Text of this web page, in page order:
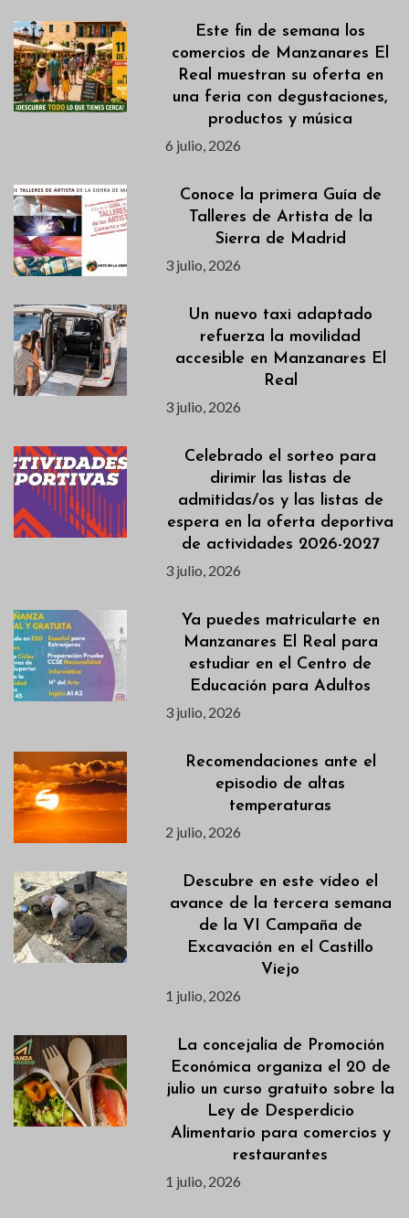
Este fin de semana los
comercios de Manzanares El
Real muestran su oferta en
una feria con degustaciones,
productos y música
6 julio, 2026
Conoce la primera Guía de
Talleres de Artista de la
Sierra de Madrid
3 julio, 2026
Un nuevo taxi adaptado
refuerza la movilidad
accesible en Manzanares El
Real
3 julio, 2026
Celebrado el sorteo para
dirimir las listas de
admitidas/os y las listas de
espera en la oferta deportiva
de actividades 2026-2027
3 julio, 2026
Ya puedes matricularte en
Manzanares El Real para
estudiar en el Centro de
Educación para Adultos
3 julio, 2026
Recomendaciones ante el
episodio de altas
temperaturas
2 julio, 2026
Descubre en este vídeo el
avance de la tercera semana
de la VI Campaña de
Excavación en el Castillo
Viejo
1 julio, 2026
La concejalía de Promoción
Económica organiza el 20 de
julio un curso gratuito sobre la
Ley de Desperdicio
Alimentario para comercios y
restaurantes
1 julio, 2026